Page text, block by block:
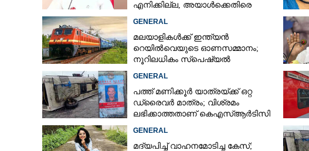
എനിക്കില്ല, അയാൾക്കെതിരെ
GENERAL
മലയാളികൾക്ക് ഇന്ത്യൻ
റെയിൽവെയുടെ ഓണസമ്മാനം;
നൂറിലധികം സ്‌പെഷ്യൽ
GENERAL
പത്ത് മണിക്കൂർ യാത്രയ്‌ക്ക് ഒറ്റ
ഡ്രൈവർ മാത്രം; വിശ്രമം
ലഭിക്കാത്തതാണ് കെഎസ്‌ആർടിസി
GENERAL
മദ്യപിച്ച് വാഹനമോടിച്ച കേസ്;